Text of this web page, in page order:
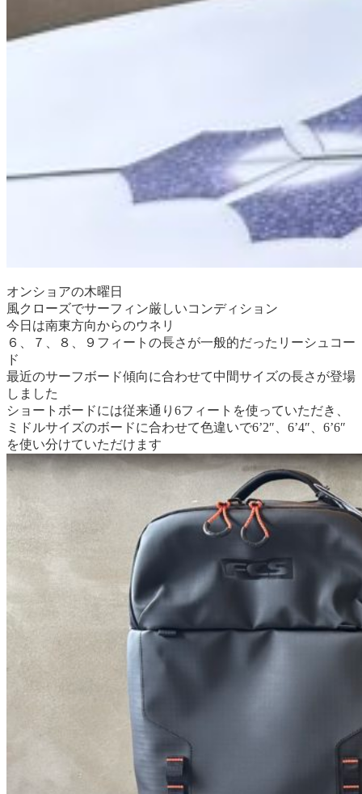
オンショアの木曜日
風クローズでサーフィン厳しいコンディション
今日は南東方向からのウネリ
６、７、８、９フィートの長さが一般的だったリーシュコー
ド
最近のサーフボード傾向に合わせて中間サイズの長さが登場
しました
ショートボードには従来通り6フィートを使っていただき、
ミドルサイズのボードに合わせて色違いで6’2″、6’4″、6’6″
を使い分けていただけます